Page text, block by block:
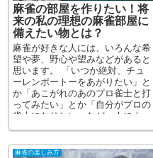
麻雀の部屋を作りたい！将
来の私の理想の麻雀部屋に
備えたい物とは？
麻雀が好きな人には、いろんな希
望や夢、野心や望みなどがあると
思います。 「いつか絶対、チュ
ーレンポートーをあがりたい」と
か「あこがれのあのプロ雀士と打
ってみたい」とか「自分がプロの
雀士になりたい」など、人によ
麻雀の楽しみ方